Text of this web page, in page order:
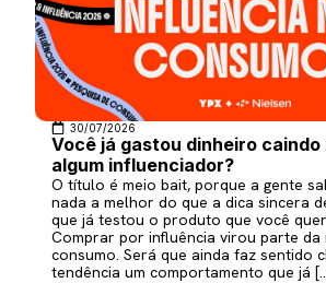
30/07/2026
Você já gastou dinheiro caindo
algum influenciador?
O título é meio bait, porque a gente
nada a melhor do que a dica sincera
que já testou o produto que você
Comprar por influência virou parte da
consumo. Será que ainda faz sentido
tendência um comportamento que já